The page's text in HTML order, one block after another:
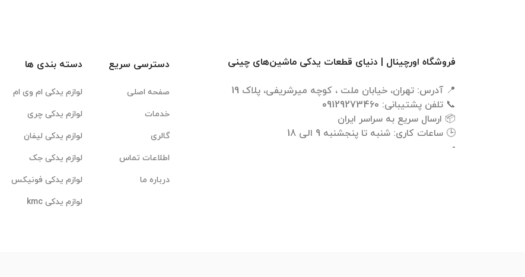
فروشگاه اورچینال | دنیای قطعات یدکی ماشین‌های چینی
-
دسترسی سریع
صفحه اصلی
خدمات
گالری
اطلاعات تماس
درباره ما
دسته بندی ها
لوازم یدکی ام وی ام
لوازم یدکی چری
لوازم یدکی لیفان
لوازم یدکی جک
لوازم یدکی فونیکس
لوازم یدکی kmc